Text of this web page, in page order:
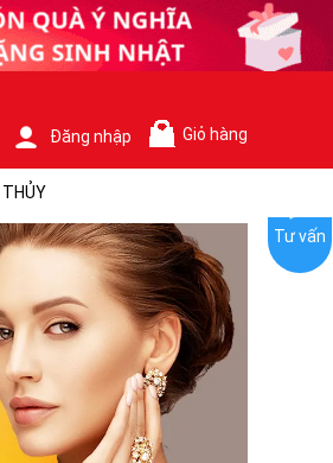
Đăng nhập Giỏ hàng
THỦY
Tư vấn